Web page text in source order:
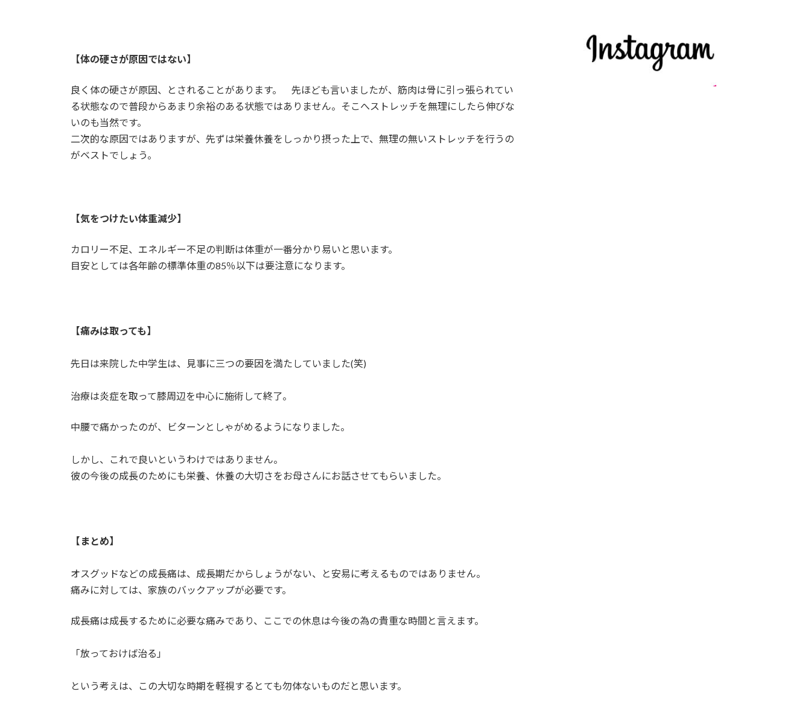
【体の硬さが原因ではない】
良く体の硬さが原因、とされることがあります。 先ほども言いましたが、筋肉は骨に引っ張られてい
る状態なので普段からあまり余裕のある状態ではありません。そこへストレッチを無理にしたら伸びな
いのも当然です。
二次的な原因ではありますが、先ずは栄養休養をしっかり摂った上で、無理の無いストレッチを行うの
がベストでしょう。
【気をつけたい体重減少】
カロリー不足、エネルギー不足の判断は体重が一番分かり易いと思います。
目安としては各年齢の標準体重の85％以下は要注意になります。
【痛みは取っても】
先日は来院した中学生は、見事に三つの要因を満たしていました(笑)
治療は炎症を取って膝周辺を中心に施術して終了。
中腰で痛かったのが、ビターンとしゃがめるようになりました。
しかし、これで良いというわけではありません。
彼の今後の成長のためにも栄養、休養の大切さをお母さんにお話させてもらいました。
【まとめ】
オスグッドなどの成長痛は、成長期だからしょうがない、と安易に考えるものではありません。
痛みに対しては、家族のバックアップが必要です。
成長痛は成長するために必要な痛みであり、ここでの休息は今後の為の貴重な時間と言えます。
「放っておけば治る」
という考えは、この大切な時期を軽視するとても勿体ないものだと思います。